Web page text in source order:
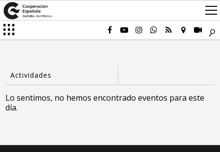
Lo sentimos, no hemos encontrado eventos para este
día.